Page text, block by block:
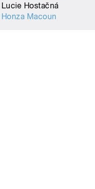
Lucie Hostačná
Honza Macoun